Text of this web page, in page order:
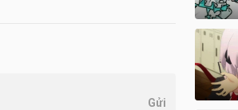
Gửi